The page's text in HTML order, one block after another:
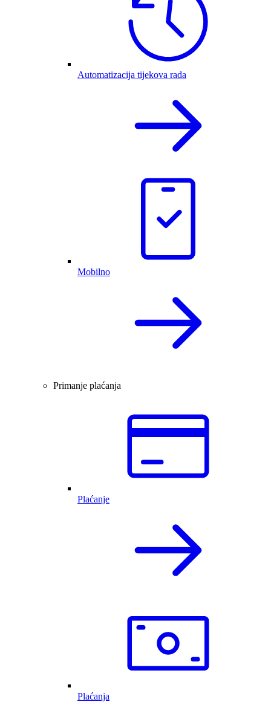
Automatizacija tijekova rada
Mobilno
Primanje plaćanja
Plaćanje
Plaćanja